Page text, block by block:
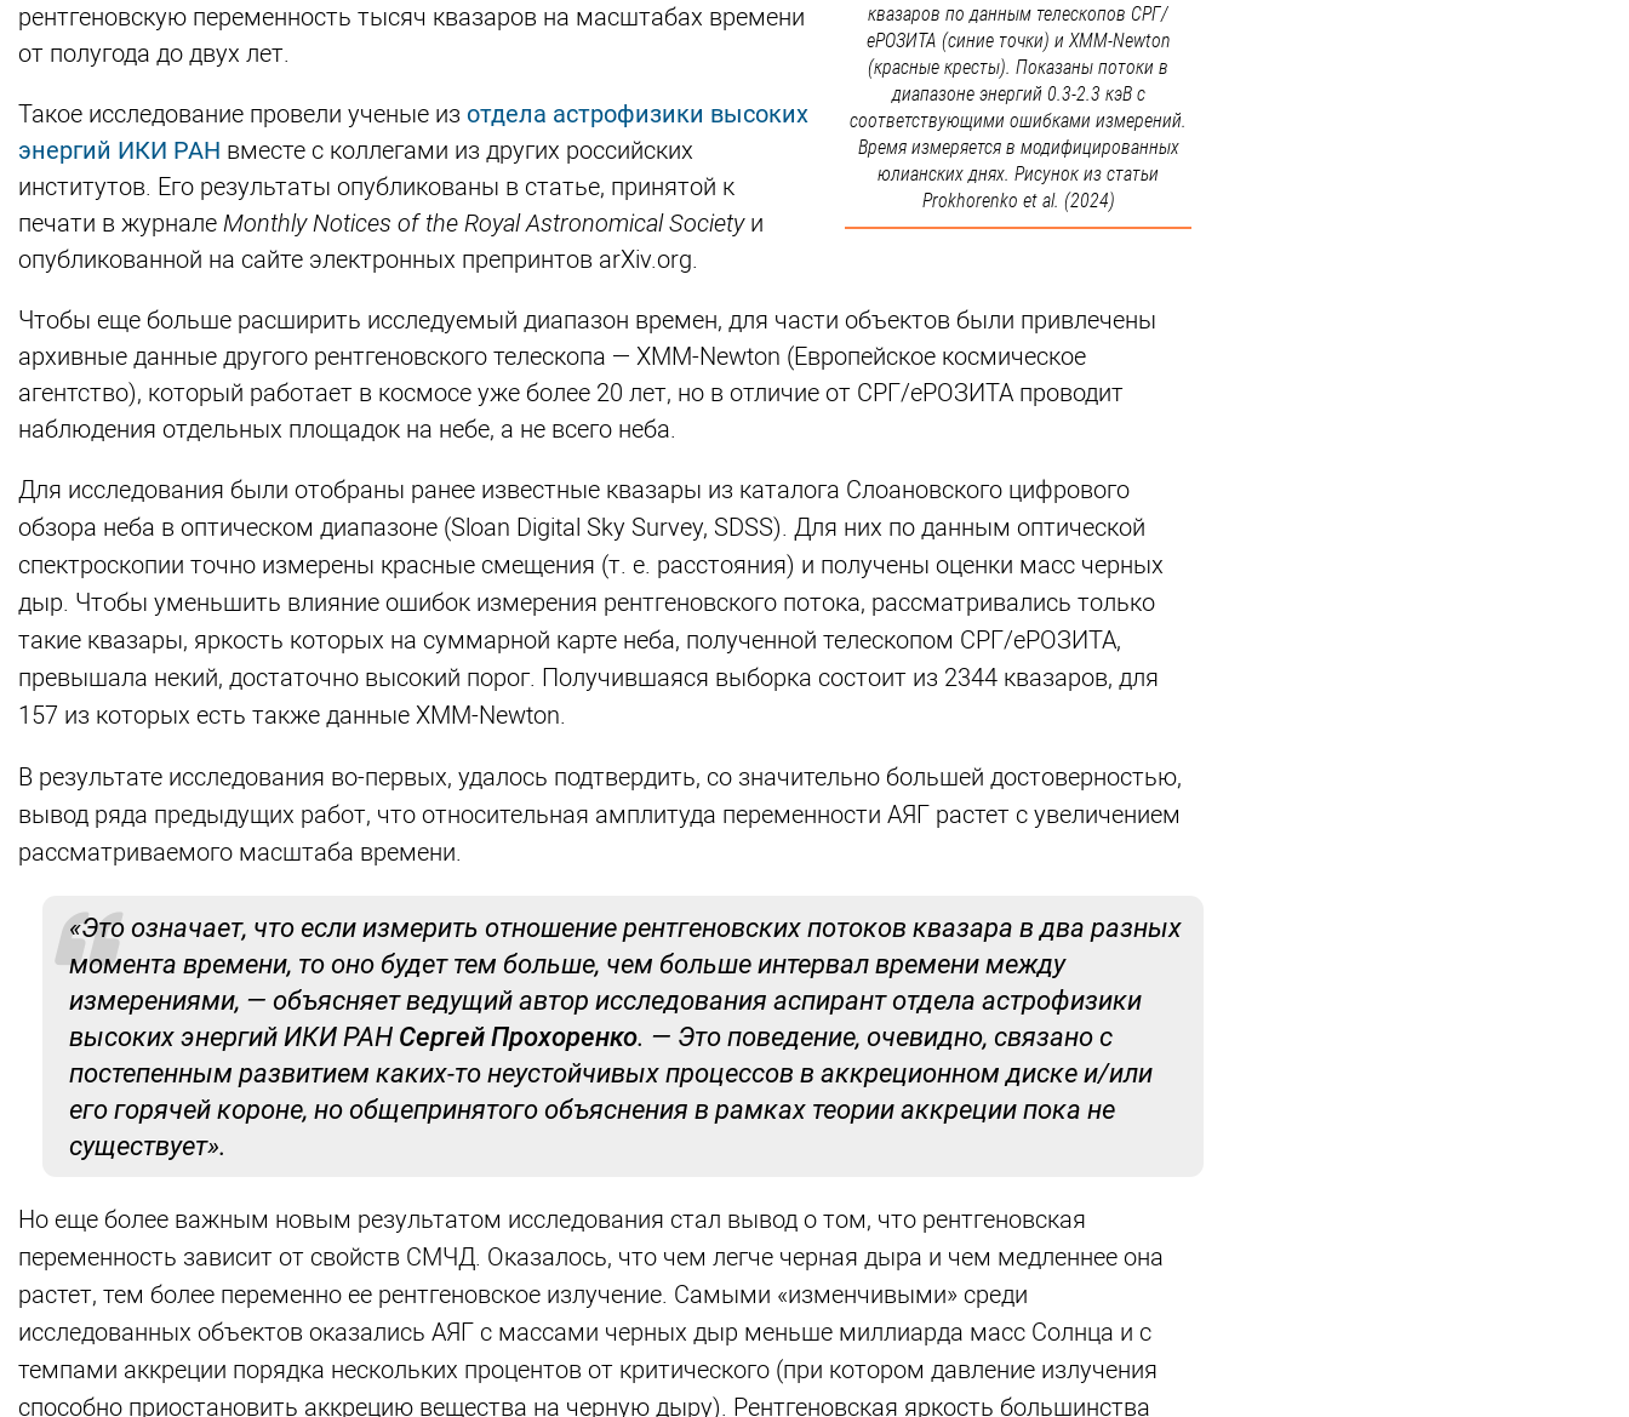
квазаров по данным телескопов СРГ/
еРОЗИТА (синие точки) и XMM-Newton
(красные кресты). Показаны потоки в
диапазоне энергий 0.3-2.3 кэВ с
соответствующими ошибками измерений.
Время измеряется в модифицированных
юлианских днях. Рисунок из статьи
Prokhorenko et al. (2024)
рентгеновскую переменность тысяч квазаров на масштабах времени
от полугода до двух лет.
Такое исследование провели ученые из отдела астрофизики высоких
энергий ИКИ РАН вместе с коллегами из других российских
институтов. Его результаты опубликованы в статье, принятой к
печати в журнале Monthly Notices of the Royal Astronomical Society и
опубликованной на сайте электронных препринтов arXiv.org.
Чтобы еще больше расширить исследуемый диапазон времен, для части объектов были привлечены
архивные данные другого рентгеновского телескопа — XMM-Newton (Европейское космическое
агентство), который работает в космосе уже более 20 лет, но в отличие от СРГ/еРОЗИТА проводит
наблюдения отдельных площадок на небе, а не всего неба.
Для исследования были отобраны ранее известные квазары из каталога Слоановского цифрового
обзора неба в оптическом диапазоне (Sloan Digital Sky Survey, SDSS). Для них по данным оптической
спектроскопии точно измерены красные смещения (т. е. расстояния) и получены оценки масс черных
дыр. Чтобы уменьшить влияние ошибок измерения рентгеновского потока, рассматривались только
такие квазары, яркость которых на суммарной карте неба, полученной телескопом СРГ/еРОЗИТА,
превышала некий, достаточно высокий порог. Получившаяся выборка состоит из 2344 квазаров, для
157 из которых есть также данные XMM-Newton.
В результате исследования во-первых, удалось подтвердить, со значительно большей достоверностью,
вывод ряда предыдущих работ, что относительная амплитуда переменности АЯГ растет с увеличением
рассматриваемого масштаба времени.
«Это означает, что если измерить отношение рентгеновских потоков квазара в два разных
момента времени, то оно будет тем больше, чем больше интервал времени между
измерениями, — объясняет ведущий автор исследования аспирант отдела астрофизики
высоких энергий ИКИ РАН Сергей Прохоренко. — Это поведение, очевидно, связано с
постепенным развитием каких-то неустойчивых процессов в аккреционном диске и/или
его горячей короне, но общепринятого объяснения в рамках теории аккреции пока не
существует».
Но еще более важным новым результатом исследования стал вывод о том, что рентгеновская
переменность зависит от свойств СМЧД. Оказалось, что чем легче черная дыра и чем медленнее она
растет, тем более переменно ее рентгеновское излучение. Самыми «изменчивыми» среди
исследованных объектов оказались АЯГ с массами черных дыр меньше миллиарда масс Солнца и с
темпами аккреции порядка нескольких процентов от критического (при котором давление излучения
способно приостановить аккрецию вещества на черную дыру). Рентгеновская яркость большинства